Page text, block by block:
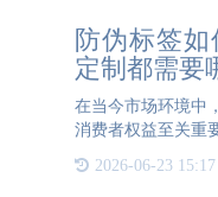
防伪标签
定制都需要
在当今市场环境中
消费者权益至关重
前期准备，还需要
防伪码制作的流程
2026-06-23 15:17